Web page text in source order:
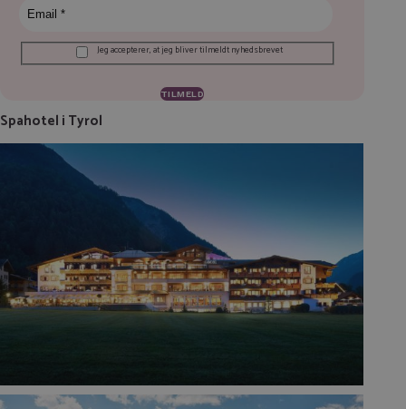
Jeg accepterer, at jeg bliver tilmeldt nyhedsbrevet
Spahotel i Tyrol